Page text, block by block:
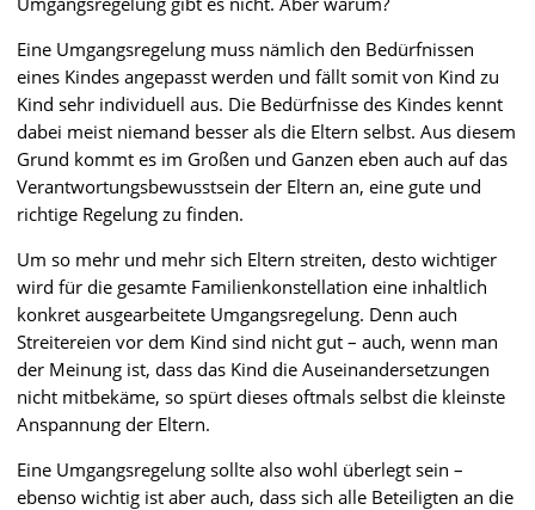
Eine Umgangsregelung muss nämlich den Bedürfnissen
eines Kindes angepasst werden und fällt somit von Kind zu
Kind sehr individuell aus. Die Bedürfnisse des Kindes kennt
dabei meist niemand besser als die Eltern selbst. Aus diesem
Grund kommt es im Großen und Ganzen eben auch auf das
Verantwortungsbewusstsein der Eltern an, eine gute und
richtige Regelung zu finden.
Um so mehr und mehr sich Eltern streiten, desto wichtiger
wird für die gesamte Familienkonstellation eine inhaltlich
konkret ausgearbeitete Umgangsregelung. Denn auch
Streitereien vor dem Kind sind nicht gut – auch, wenn man
der Meinung ist, dass das Kind die Auseinandersetzungen
nicht mitbekäme, so spürt dieses oftmals selbst die kleinste
Anspannung der Eltern.
Eine Umgangsregelung sollte also wohl überlegt sein –
ebenso wichtig ist aber auch, dass sich alle Beteiligten an die